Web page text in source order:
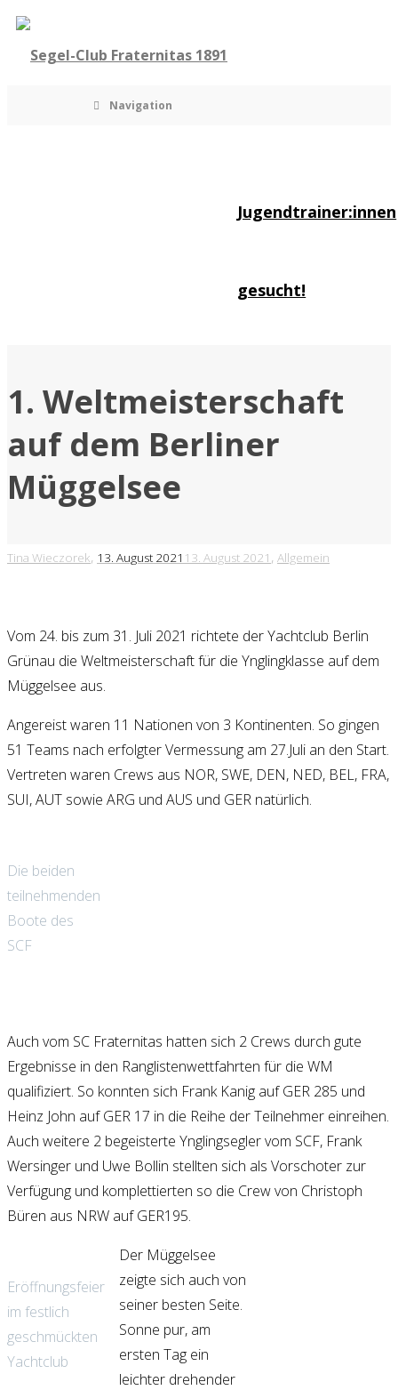
Jugendtrainer:innen
gesucht!
Navigation
1. Weltmeisterschaft
auf dem Berliner
Müggelsee
Tina Wieczorek, 13. August 2021 13. August 2021 , Allgemein
Vom 24. bis zum 31. Juli 2021 richtete der Yachtclub Berlin
Grünau die Weltmeisterschaft für die Ynglingklasse auf dem
Müggelsee aus.
Angereist waren 11 Nationen von 3 Kontinenten. So gingen
51 Teams nach erfolgter Vermessung am 27.Juli an den Start.
Vertreten waren Crews aus NOR, SWE, DEN, NED, BEL, FRA,
SUI, AUT sowie ARG und AUS und GER natürlich.
Die beiden
teilnehmenden
Boote des
SCF
Auch vom SC Fraternitas hatten sich 2 Crews durch gute
Ergebnisse in den Ranglistenwettfahrten für die WM
qualifiziert. So konnten sich Frank Kanig auf GER 285 und
Heinz John auf GER 17 in die Reihe der Teilnehmer einreihen.
Auch weitere 2 begeisterte Ynglingsegler vom SCF, Frank
Wersinger und Uwe Bollin stellten sich als Vorschoter zur
Verfügung und komplettierten so die Crew von Christoph
Büren aus NRW auf GER195.
Eröffnungsfeier
im festlich
geschmückten
Yachtclub
Der Müggelsee
zeigte sich auch von
seiner besten Seite.
Sonne pur, am
ersten Tag ein
leichter drehender